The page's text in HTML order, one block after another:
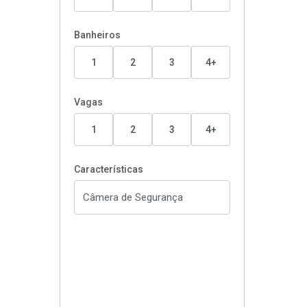
Banheiros
1 2 3 4+
Vagas
1 2 3 4+
Características